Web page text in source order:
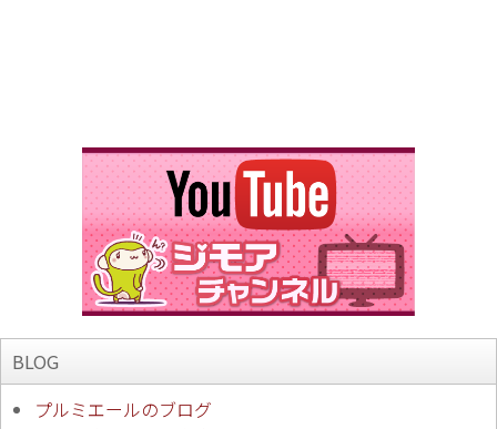
BLOG
プルミエールのブログ